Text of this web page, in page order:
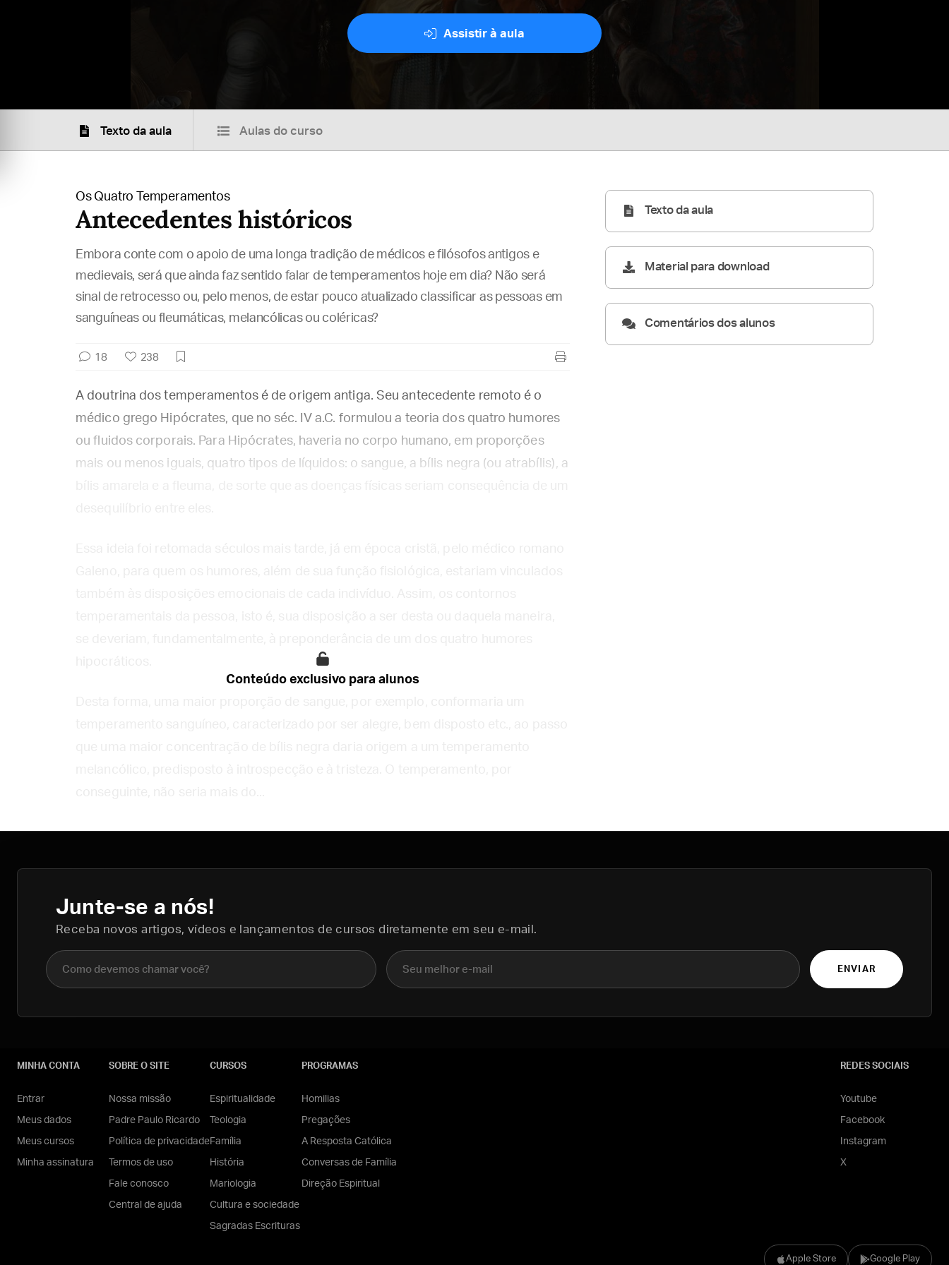
Assistir à aula
Texto da aula Aulas do curso
Os Quatro Temperamentos
Antecedentes históricos
Embora conte com o apoio de uma longa tradição de médicos e filósofos antigos e
medievais, será que ainda faz sentido falar de temperamentos hoje em dia? Não será
sinal de retrocesso ou, pelo menos, de estar pouco atualizado classificar as pessoas em
sanguíneas ou fleumáticas, melancólicas ou coléricas?
18 238
A doutrina dos temperamentos é de origem antiga. Seu antecedente remoto é o
médico grego Hipócrates, que no séc. IV a.C. formulou a teoria dos quatro humores
ou fluidos corporais. Para Hipócrates, haveria no corpo humano, em proporções
mais ou menos iguais, quatro tipos de líquidos: o sangue, a bílis negra (ou atrabílis), a
Conteúdo exclusivo para alunos
Texto da aula
Material para download
Comentários dos alunos
Junte-se a nós!
Receba novos artigos, vídeos e lançamentos de cursos diretamente em seu e-mail.
Nome completo E-mail
ENVIAR
Apple Store Google Play
MINHA CONTA
Entrar
Meus dados
Meus cursos
Minha assinatura
SOBRE O SITE
Nossa missão
Padre Paulo Ricardo
Política de privacidade
Termos de uso
Fale conosco
Central de ajuda
CURSOS
Espiritualidade
Teologia
Família
História
Mariologia
Cultura e sociedade
Sagradas Escrituras
PROGRAMAS
Homilias
Pregações
A Resposta Católica
Conversas de Família
Direção Espiritual
REDES SOCIAIS
Youtube
Facebook
Instagram
X